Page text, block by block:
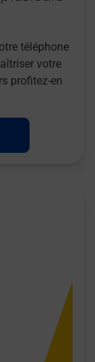
téléphone
votre
profitez-en